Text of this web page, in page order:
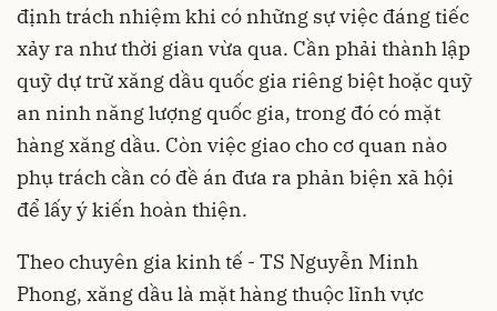
định trách nhiệm khi có những sự việc đáng tiếc
xảy ra như thời gian vừa qua. Cần phải thành lập
quỹ dự trữ xăng dầu quốc gia riêng biệt hoặc quỹ
an ninh năng lượng quốc gia, trong đó có mặt
hàng xăng dầu. Còn việc giao cho cơ quan nào
phụ trách cần có đề án đưa ra phản biện xã hội
để lấy ý kiến hoàn thiện.
Theo chuyên gia kinh tế - TS Nguyễn Minh
Phong, xăng dầu là mặt hàng thuộc lĩnh vực